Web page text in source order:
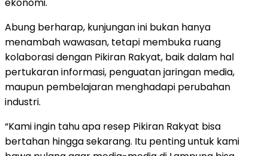
Abung berharap, kunjungan ini bukan hanya
menambah wawasan, tetapi membuka ruang
kolaborasi dengan Pikiran Rakyat, baik dalam hal
pertukaran informasi, penguatan jaringan media,
maupun pembelajaran menghadapi perubahan
industri.
“Kami ingin tahu apa resep Pikiran Rakyat bisa
bertahan hingga sekarang. Itu penting untuk kami